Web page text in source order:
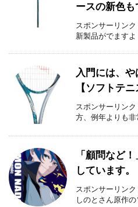
ースの新色も
スポンサーリン
新製品がでます
入門には、や
【ソフトテ
スポンサーリン
方、例年よりも
「顧問など
しています。
スポンサーリンク
しのとさん原作